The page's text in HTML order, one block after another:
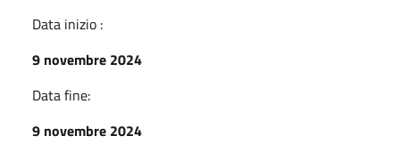
Data inizio :
9 novembre 2024
Data fine:
9 novembre 2024